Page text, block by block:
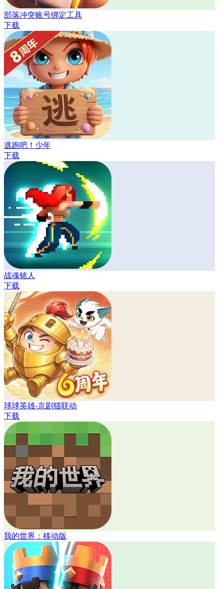
部落冲突账号绑定工具
下载
逃跑吧！少年
下载
战魂铭人
下载
球球英雄-京剧猫联动
下载
我的世界：移动版